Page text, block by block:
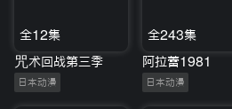
全12集
咒术回战第三季
日本动漫
全243集
阿拉蕾1981
日本动漫